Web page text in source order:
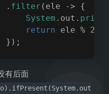
.
filter (ele -> {
System .out.
return ele % 2
});
有后面